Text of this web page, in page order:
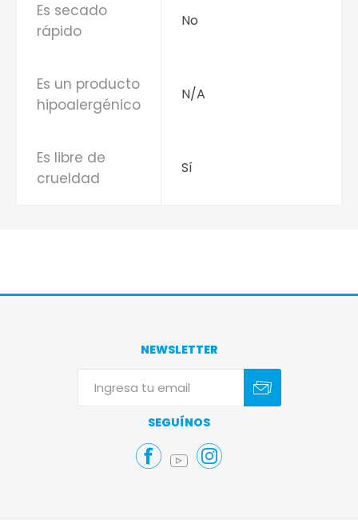
Es secado
rápido
No
Es un producto
hipoalergénico
N/A
Es libre de
crueldad
Sí
NEWSLETTER
SEGUÍNOS